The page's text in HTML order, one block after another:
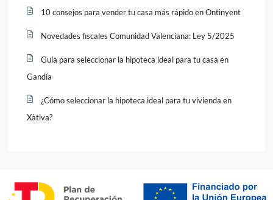
10 consejos para vender tu casa más rápido en Ontinyent
Novedades fiscales Comunidad Valenciana: Ley 5/2025
Guía para seleccionar la hipoteca ideal para tu casa en
Gandía
¿Cómo seleccionar la hipoteca ideal para tu vivienda en
Xàtiva?